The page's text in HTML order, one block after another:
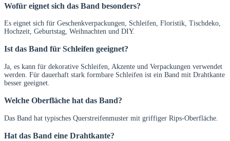
Wofür eignet sich das Band besonders?
Es eignet sich für Geschenkverpackungen, Schleifen, Floristik, Tischdeko,
Hochzeit, Geburtstag, Weihnachten und DIY.
Ist das Band für Schleifen geeignet?
Ja, es kann für dekorative Schleifen, Akzente und Verpackungen verwendet
werden. Für dauerhaft stark formbare Schleifen ist ein Band mit Drahtkante
besser geeignet.
Welche Oberfläche hat das Band?
Das Band hat typisches Querstreifenmuster mit griffiger Rips-Oberfläche.
Hat das Band eine Drahtkante?